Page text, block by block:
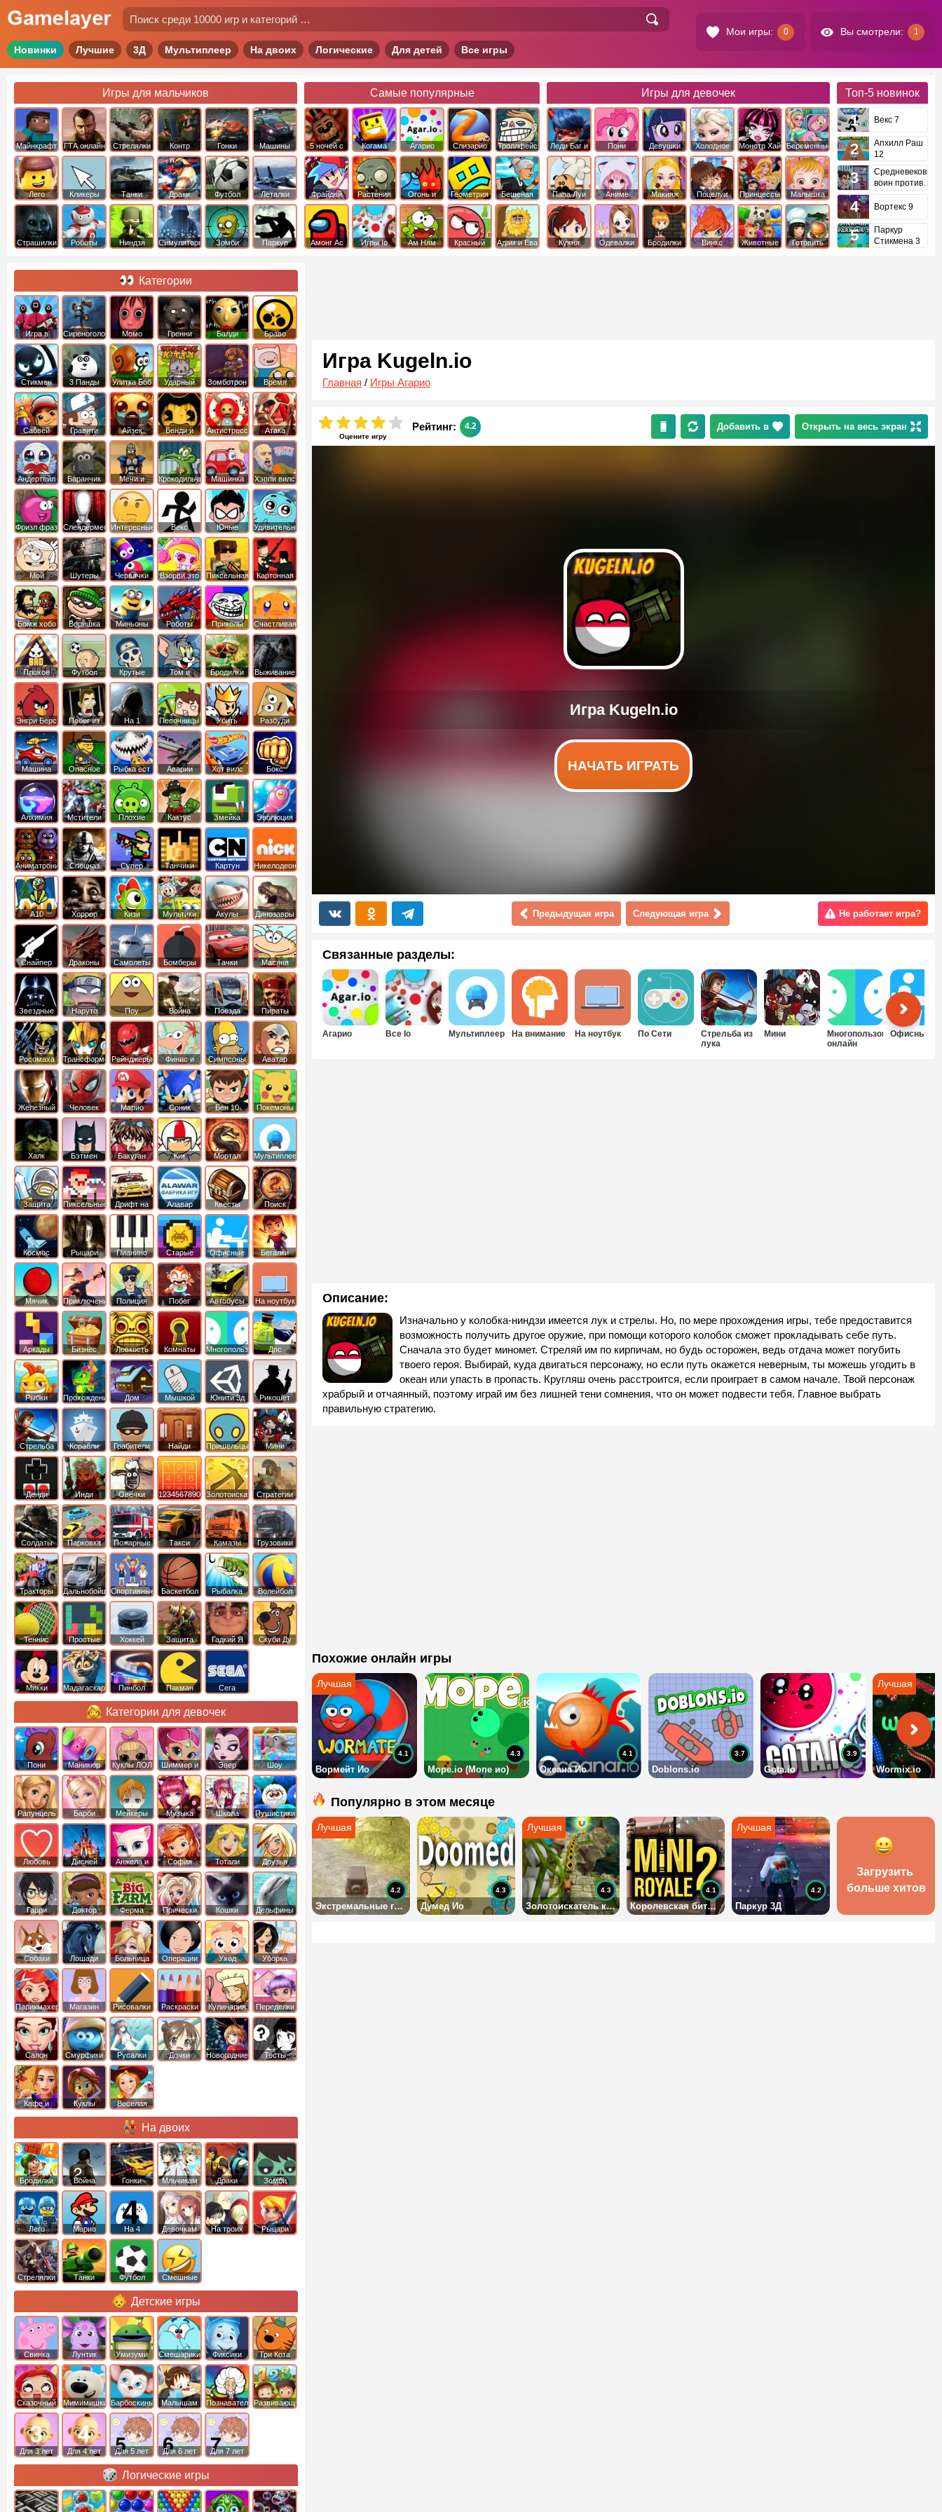
Мои игры: 0 Вы смотрели: 1
Новинки Лучшие 3Д Мультиплеер На двоих Логические Для детей Все игры
Игры для мальчиков
Майнкрафт ГТА онлайн Стрелялки
Контр
Страйк
Гонки Машины
Лего Кликеры Танки Драки Футбол Леталки
Страшилки Роботы Ниндзя Симуляторы Зомби Паркур
Самые популярные
5 ночей с
фредди
Когама Агарио Слизарио
Троллфейс
квест
Фрайдей
Найт
Фанкин
Растения
против
Зомби
Огонь и
Вода
Геометрия
Даш
Бешеная
бабка
сбежала из
психушки
Амонг Ас Игры Io Ам Ням
Красный
Адам и Ева
Игры для девочек
Леди Баг и
Супер Кот
Пони
Дружба это
Девушки
Эквестрии
Холодное
Сердце
Монстр Хай Беременные
Папа Луи Аниме Макияж Поцелуи
Принцессы
Диснея
Малышка
Хейзел
Кухня
Одевалки Бродилки Винкс Животные
Готовить
Топ-5 новинок
Векс 7
Апхилл Раш
12
Средневековый
воин против
Вортекс 9
Паркур
Стикмена 3
Игра Kugeln.io
Главная / Игры Агарио
Оцените игру
Рейтинг: 4.2 Добавить в Открыть на весь экран
НАЧАТЬ ИГРАТЬ
Предыдущая игра Следующая игра Не работает игра?
Связанные разделы:
Агарио Все Io Мультиплеер На внимание На ноутбук По Сети
Стрельба из
лука
Мини
Многопользовательские
онлайн
Офисные
Описание:
Изначально у колобка-ниндзи имеется лук и стрелы. Но, по мере прохождения игры, тебе предоставится
возможность получить другое оружие, при помощи которого колобок сможет прокладывать себе путь.
Сначала это будет миномет. Стреляй им по кирпичам, но будь осторожен, ведь отдача может погубить
твоего героя. Выбирай, куда двигаться персонажу, но если путь окажется неверным, ты можешь угодить в
океан или упасть в пропасть. Кругляш очень расстроится, если проиграет в самом начале. Твой персонаж
храбрый и отчаянный, поэтому играй им без лишней тени сомнения, что он может подвести тебя. Главное выбрать
правильную стратегию.
Похожие онлайн игры
Вормейт Ио
4.1
Mope.io (Мопе ио)
4.3
Океана Ио
4.1
Doblons.io
3.7
Gota.io
3.9
Wormix.io
Популярно в этом месяце
Экстремальные гонки на УАЗике
4.2
Думед Ио
4.3
Золотоискатель как Сабвей Серф
4.3
Королевская битва 2 Ио
4.1
Паркур 3Д
4.2
Загрузить
больше хитов
Категории
Игра в
Кальмара
Сиреноголовый Момо Гренни Балди
Браво
Старс
Стикмен 3 Панды Улитка Боб
Ударный
отряд котят
Зомботрон
Время
Приключений
Сабвей
Серф
Гравити
Фолз
Айзек
Бенди и
Чернильная
машина
Антистресс
Атака
Титанов
Андертейл
Баранчик
Шон
Мечи и
Сандали
Крокодильчик
Свомпи
Машинка
Вилли
Хэппи вилс
Фризл фраз Слендермен Интересные Векс
Юные
титаны
вперед
Удивительный
мир
Гамбола
Мой
шумный
дом
Шутеры Червячки Взорви это
Пиксельная
война
Картонная
башка
Бомж хобо
Воришка
боб
Миньоны
Роботы
динозавры
Приколы
Счастливая
обезьянка
Плохое
мороженое
Футбол
головами
Крутые
Том и
джерри
Бродилки
Приключения
Выживание
Энгри Берс
Побег из
тюрьмы
На 1 Песочницы
Убить
короля
Разбуди
коробку
Машина
ест
машину
Опасное
оружие
Рыбка ест
рыбку
Аварии
машин
Хот вилс Бокс
Алхимия Мстители
Плохие
свинки
Кактус
маккой
Змейка Эволюция
Аниматроники Спецназ
Супер
бойцы
Танчики
Картун
нетворк
Никелодеон
А10 Хоррор Кизи Мультики Акулы Динозавры
Снайпер Драконы Самолеты Бомберы Тачки Масяня
Звездные
войны
Наруто Поу Война Поезда
Пираты
Карибского
Моря
Росомаха ТрансформерыРейнджеры
Самураи
Финис и
Ферб
Симпсоны
Аватар
легенда об
Аанге
Железный
человек
Человек
Паук
Марио Соник Бен 10 Покемоны
Халк Бэтмен Бакуган
Кик
Бутовский
Мортал
комбат
Мультиплеер
Защита
королевства
Пиксельные
Дрифт на
машинах
Алавар Квесты
Поиск
предметов
Космос Рыцари Пианино Старые Офисные Бегалки
Мячик Приключения Полиция Побег Автобусы На ноутбук
Аркады
Бизнес
симуляторы
Ловкость Комнаты Многопользовательские
Дпс
Рыбки Прохождение Дом Мышкой Юнити 3д Рикошет
Cтрельба
из лука
Корабли Грабители
Найди
выход
Пришельцы Мини
Денди Инди
Овечки
идут домой
1234567890 ЗолотоискательСтратегии
Солдаты
Парковка
машин
Пожарные
машины
Такси Камазы Грузовики
Тракторы ДальнобойщикиСпортивные Баскетбол Рыбалка Волейбол
Теннис Простые Хоккей
Защита
башни
Гадкий Я Скуби Ду
Микки
Мадагаскар Пинбол Пакман Сега
Категории для девочек
Пони
креатор
Маникюр Куклы ЛОЛ
Шиммер и
Шайн
Эвер
Афтер Хай
Шоу
дельфинов
Рапунцель Барби Мейкеры Музыка Школа Пушистики
Любовь Дисней
Анжела и
том
София
Прекрасная
Тотали
Спайс
Друзья
ангелов
Гарри
Поттер
Доктор
Плюшева
Ферма Прически Кошки Дельфины
Собаки Лошади Больница Операции Уход Уборка
Парикмахер Магазин Рисовалки Раскраски Кулинария Переделки
Салон Смурфики Русалки Дочки Новогодние Тесты
Кафе и
Куклы
Веселая
На двоих
Бродилки Война Гонки Мльчикам Драки Зомби
Лего Марио На 4 Девочкам На троих Рыцари
Стрелялки Танки Футбол Смешные
Детские игры
Свинка
Пеппа
Лунтик Умизуми Смешарики Фиксики Три Кота
Сказочный
патруль
Мимимишки Барбоскины Малышам ПознавательныеРазвивающие
Для 3 лет Для 4 лет Для 5 лет Для 6 лет Для 7 лет
Логические игры